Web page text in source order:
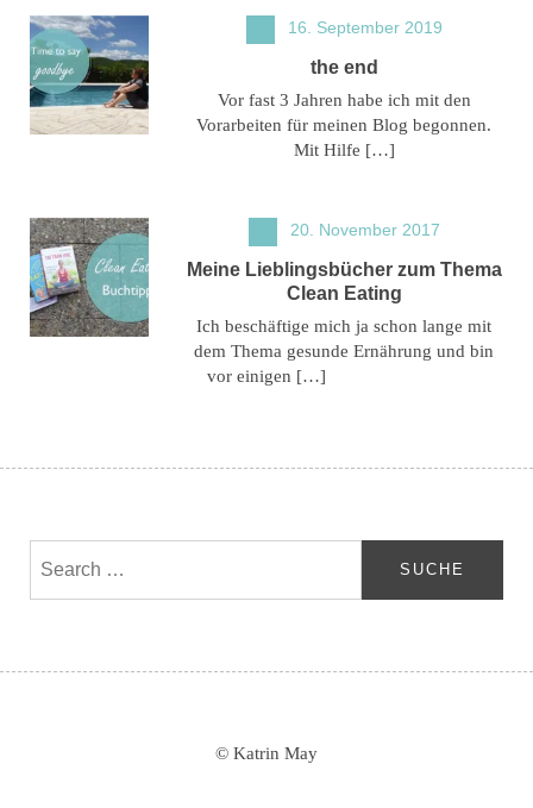
16. September 2019
the end
Vor fast 3 Jahren habe ich mit den
Vorarbeiten für meinen Blog begonnen.
Mit Hilfe […]
20. November 2017
Meine Lieblingsbücher zum Thema
Clean Eating
Ich beschäftige mich ja schon lange mit
dem Thema gesunde Ernährung und bin
vor einigen […]
© Katrin May